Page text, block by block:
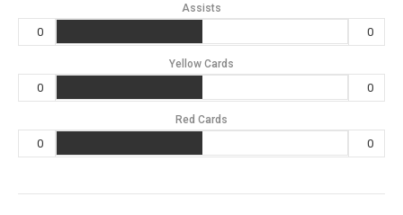
Assists
0 0
Yellow Cards
0 0
Red Cards
0 0